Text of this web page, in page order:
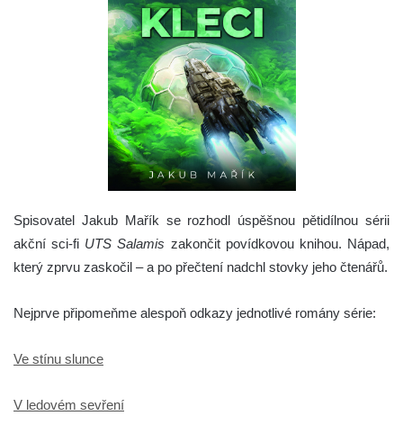
Spisovatel Jakub Mařík se rozhodl úspěšnou pětidílnou sérii
akční sci-fi UTS Salamis zakončit povídkovou knihou. Nápad,
který zprvu zaskočil – a po přečtení nadchl stovky jeho čtenářů.
Nejprve připomeňme alespoň odkazy jednotlivé romány série:
Ve stínu slunce
V ledovém sevření